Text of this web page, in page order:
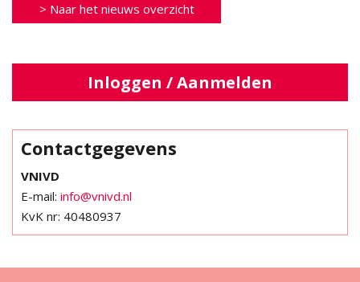
> Naar het nieuws overzicht
Inloggen / Aanmelden
Contactgegevens
VNIVD
E-mail: info@vnivd.nl
KvK nr: 40480937